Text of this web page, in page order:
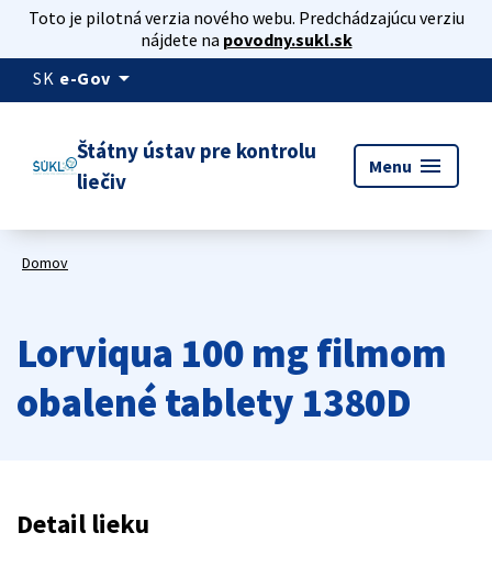
Toto je pilotná verzia nového webu. Predchádzajúcu verziu
nájdete na povodny.sukl.sk
SK e-Gov arrow_drop_down
Štátny ústav pre kontrolu
liečiv
Menu menu
Domov
Lorviqua 100 mg filmom
obalené tablety 1380D
Detail lieku